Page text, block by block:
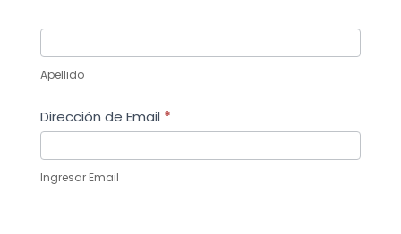
Apellido
Dirección de Email *
Ingresar Email